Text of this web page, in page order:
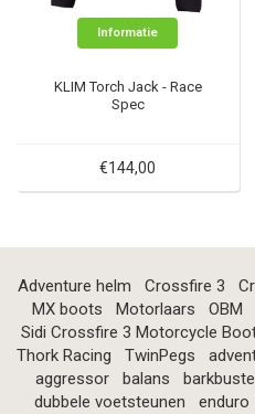
Informatie
KLIM Torch Jack - Race
Spec
€144,00
Adventure helm Crossfire 3
MX boots
Motorlaars OBM
Sidi Crossfire 3 Motorcycle
Thork Racing
TwinPegs
aggressor
balans
dubbele voetsteunen
enduro